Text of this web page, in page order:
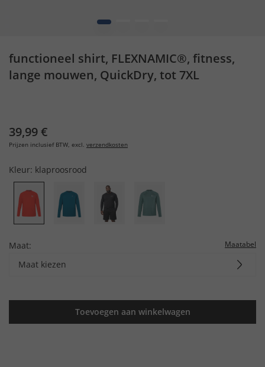
1
functioneel shirt, FLEXNAMIC®, fitness,
lange mouwen, QuickDry, tot 7XL
39,99 €
Prijzen inclusief BTW, excl. verzendkosten
Kleur: klaproosrood
Maat: Maatabel
Maat kiezen
Toevoegen aan winkelwagen